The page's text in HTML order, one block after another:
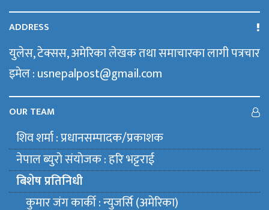
ADDRESS
युलेस, टेक्सस, अमेरिका लेखक तथा समाचारका लागी पत्रचार
इमेल : usnepalpost@gmail.com
OUR TEAM
शिव शर्मा : प्रधानसम्पादक/प्रकाशक
नेपाल ब्युराे संयाेजक : हरि भट्टराई
बिशेष प्रतिनिधी
कुमार जंग कार्की : न्युजर्सि (अमेरिका)